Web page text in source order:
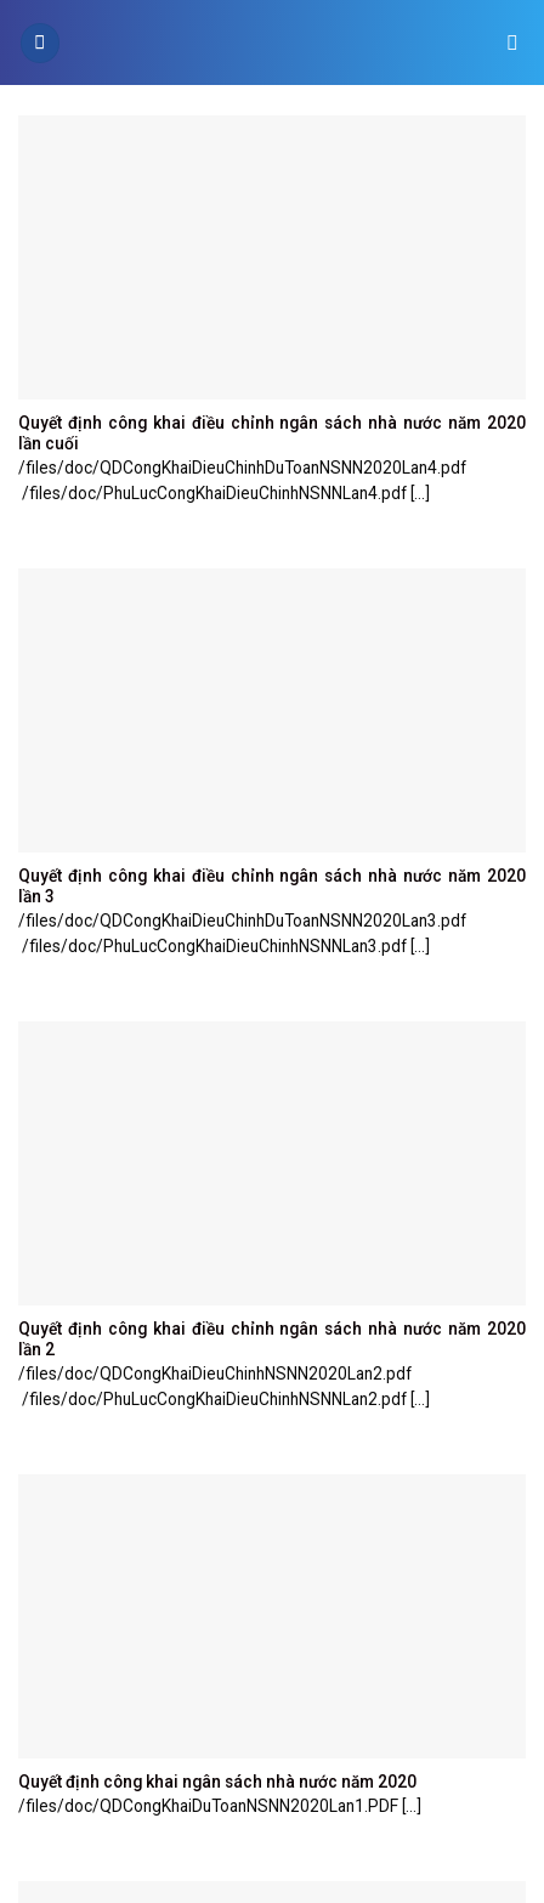
Quyết định công khai điều chỉnh ngân sách nhà nước năm 2020
lần cuối
/files/doc/QDCongKhaiDieuChinhDuToanNSNN2020Lan4.pdf
/files/doc/PhuLucCongKhaiDieuChinhNSNNLan4.pdf [...]
Quyết định công khai điều chỉnh ngân sách nhà nước năm 2020
lần 3
/files/doc/QDCongKhaiDieuChinhDuToanNSNN2020Lan3.pdf
/files/doc/PhuLucCongKhaiDieuChinhNSNNLan3.pdf [...]
Quyết định công khai điều chỉnh ngân sách nhà nước năm 2020
lần 2
/files/doc/QDCongKhaiDieuChinhNSNN2020Lan2.pdf
/files/doc/PhuLucCongKhaiDieuChinhNSNNLan2.pdf [...]
Quyết định công khai ngân sách nhà nước năm 2020
/files/doc/QDCongKhaiDuToanNSNN2020Lan1.PDF [...]